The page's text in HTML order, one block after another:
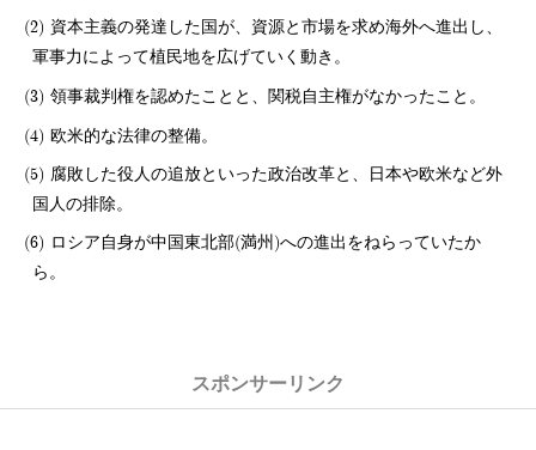
資本主義の発達した国が、資源と市場を求め海外へ進出し、
軍事力によって植民地を広げていく動き。
領事裁判権を認めたことと、関税自主権がなかったこと。
欧米的な法律の整備。
腐敗した役人の追放といった政治改革と、日本や欧米など外
国人の排除。
ロシア自身が中国東北部(満州)への進出をねらっていたか
ら。